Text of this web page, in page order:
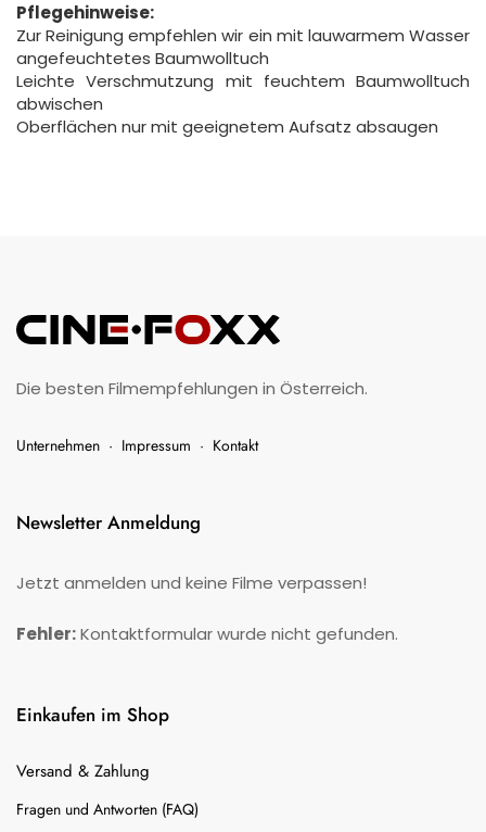
Pflegehinweise:
Zur Reinigung empfehlen wir ein mit lauwarmem Wasser
angefeuchtetes Baumwolltuch
Leichte Verschmutzung mit feuchtem Baumwolltuch
abwischen
Oberflächen nur mit geeignetem Aufsatz absaugen
Die besten Filmempfehlungen in Österreich.
Unternehmen · Impressum · Kontakt
Newsletter Anmeldung
Jetzt anmelden und keine Filme verpassen!
Fehler:Kontaktformular wurde nicht gefunden.
Einkaufen im Shop
Versand & Zahlung
Fragen und Antworten (FAQ)